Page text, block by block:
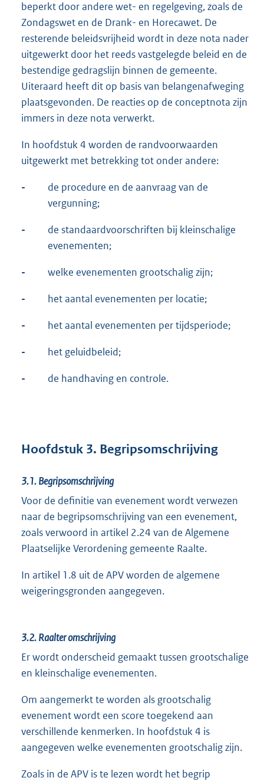
beperkt door andere wet- en regelgeving, zoals de
Zondagswet en de Drank- en Horecawet. De
resterende beleidsvrijheid wordt in deze nota nader
uitgewerkt door het reeds vastgelegde beleid en de
bestendige gedragslijn binnen de gemeente.
Uiteraard heeft dit op basis van belangenafweging
plaatsgevonden. De reacties op de conceptnota zijn
immers in deze nota verwerkt.
In hoofdstuk 4 worden de randvoorwaarden
uitgewerkt met betrekking tot onder andere:
-
de procedure en de aanvraag van de
vergunning;
-
de standaardvoorschriften bij kleinschalige
evenementen;
- welke evenementen grootschalig zijn;
- het aantal evenementen per locatie;
- het aantal evenementen per tijdsperiode;
- het geluidbeleid;
- de handhaving en controle.
Hoofdstuk 3. Begripsomschrijving
3.1.Begripsomschrijving
Voor de definitie van evenement wordt verwezen
naar de begripsomschrijving van een evenement,
zoals verwoord in artikel 2.24 van de Algemene
Plaatselijke Verordening gemeente Raalte.
In artikel 1.8 uit de APV worden de algemene
weigeringsgronden aangegeven.
3.2.Raalter omschrijving
Er wordt onderscheid gemaakt tussen grootschalige
en kleinschalige evenementen.
Om aangemerkt te worden als grootschalig
evenement wordt een score toegekend aan
verschillende kenmerken. In hoofdstuk 4 is
aangegeven welke evenementen grootschalig zijn.
Zoals in de APV is te lezen wordt het begrip